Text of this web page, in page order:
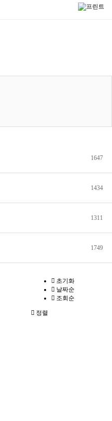
1647
1434
1311
1749
초기화
날짜순
조회순
정렬